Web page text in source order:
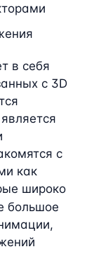
в себя
с 3D
с
как
широко
большое